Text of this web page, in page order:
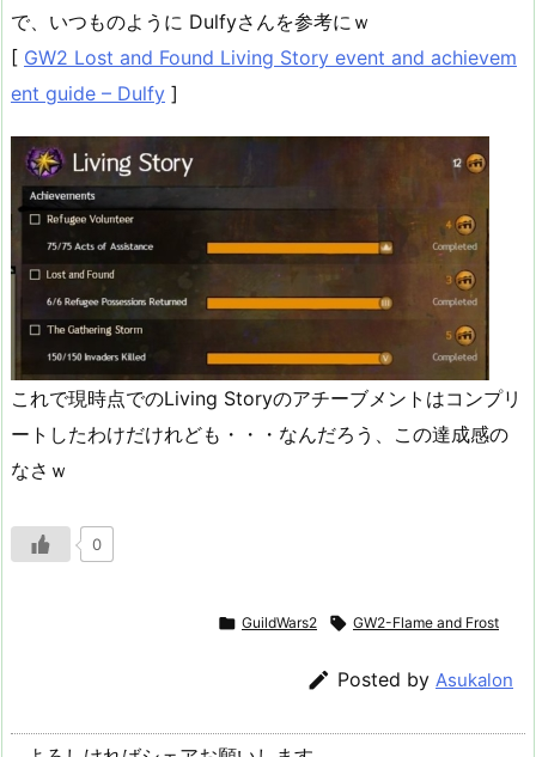
で、いつものように Dulfyさんを参考にｗ
[ GW2 Lost and Found Living Story event and achievem
ent guide – Dulfy ]
これで現時点でのLiving Storyのアチーブメントはコンプリ
ートしたわけだけれども・・・なんだろう、この達成感の
なさｗ
0
 GuildWars2  GW2-Flame and Frost
 Posted by Asukalon